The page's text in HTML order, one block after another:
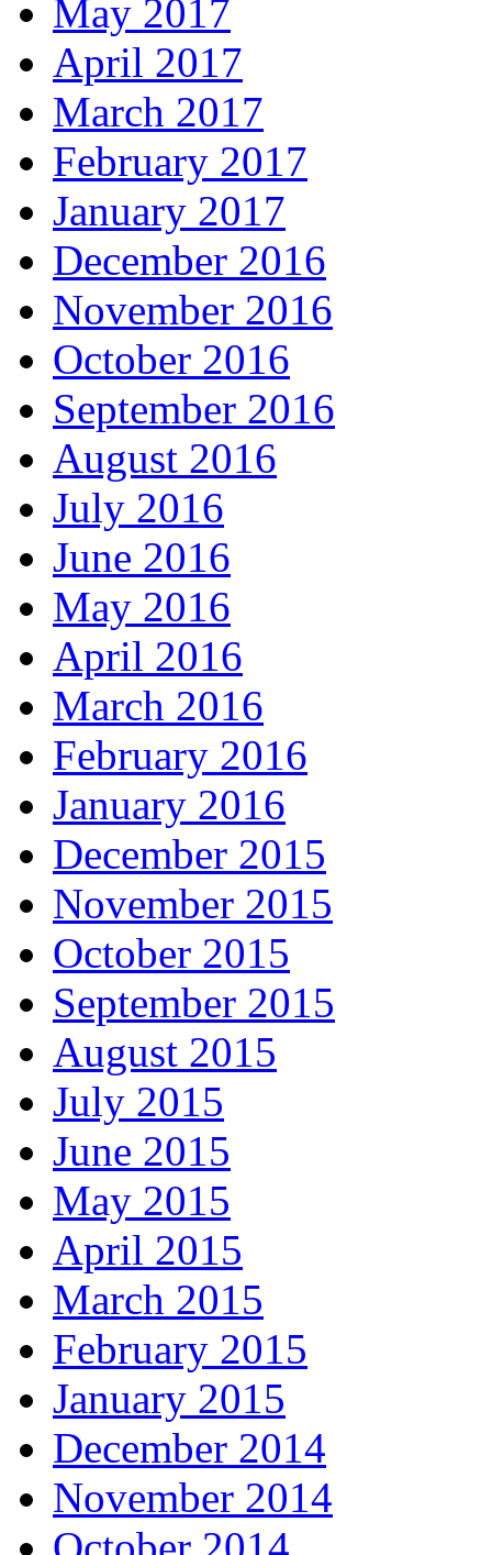
May 2017
April 2017
March 2017
February 2017
January 2017
December 2016
November 2016
October 2016
September 2016
August 2016
July 2016
June 2016
May 2016
April 2016
March 2016
February 2016
January 2016
December 2015
November 2015
October 2015
September 2015
August 2015
July 2015
June 2015
May 2015
April 2015
March 2015
February 2015
January 2015
December 2014
November 2014